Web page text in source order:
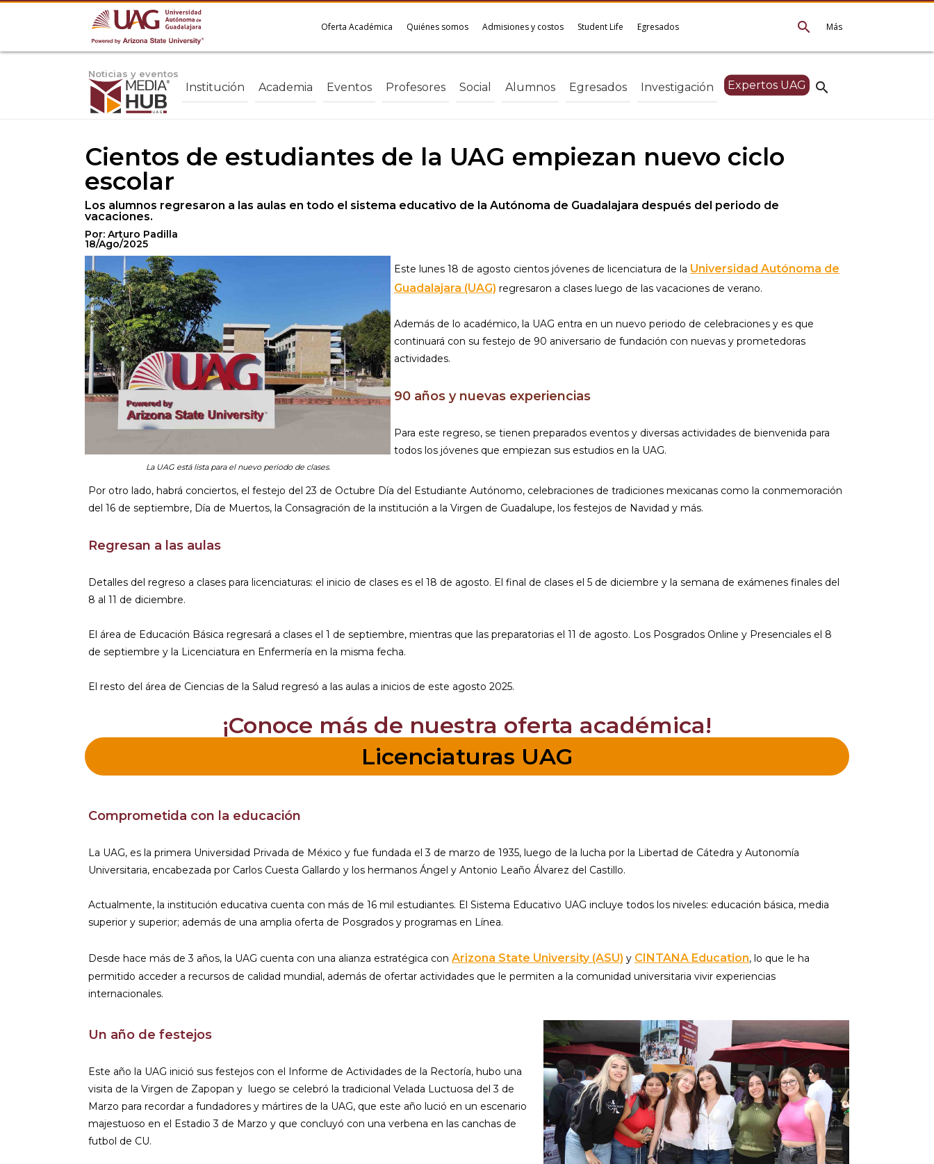
Más
search
Oferta Académica Quiénes somos Admisiones y costos Student Life Egresados
Noticias y eventos
search
Institución Academia Eventos Profesores Social Alumnos Egresados Investigación Expertos UAG
Cientos de estudiantes de la UAG empiezan nuevo ciclo
escolar
Los alumnos regresaron a las aulas en todo el sistema educativo de la Autónoma de Guadalajara después del periodo de
vacaciones.
Por: Arturo Padilla
18/Ago/2025
La UAG está lista para el nuevo periodo de clases.
Este lunes 18 de agosto cientos jóvenes de licenciatura de la Universidad Autónoma de
Guadalajara (UAG) regresaron a clases luego de las vacaciones de verano.
Además de lo académico, la UAG entra en un nuevo periodo de celebraciones y es que
continuará con su festejo de 90 aniversario de fundación con nuevas y prometedoras
actividades.
90 años y nuevas experiencias
Para este regreso, se tienen preparados eventos y diversas actividades de bienvenida para
todos los jóvenes que empiezan sus estudios en la UAG.
Por otro lado, habrá conciertos, el festejo del 23 de Octubre Día del Estudiante Autónomo, celebraciones de tradiciones mexicanas como la conmemoración
del 16 de septiembre, Día de Muertos, la Consagración de la institución a la Virgen de Guadalupe, los festejos de Navidad y más.
Regresan a las aulas
Detalles del regreso a clases para licenciaturas: el inicio de clases es el 18 de agosto. El final de clases el 5 de diciembre y la semana de exámenes finales del
8 al 11 de diciembre.
El área de Educación Básica regresará a clases el 1 de septiembre, mientras que las preparatorias el 11 de agosto. Los Posgrados Online y Presenciales el 8
de septiembre y la Licenciatura en Enfermería en la misma fecha.
El resto del área de Ciencias de la Salud regresó a las aulas a inicios de este agosto 2025.
¡Conoce más de nuestra oferta académica!
Licenciaturas UAG
Comprometida con la educación
La UAG, es la primera Universidad Privada de México y fue fundada el 3 de marzo de 1935, luego de la lucha por la Libertad de Cátedra y Autonomía
Universitaria, encabezada por Carlos Cuesta Gallardo y los hermanos Ángel y Antonio Leaño Álvarez del Castillo.
Actualmente, la institución educativa cuenta con más de 16 mil estudiantes. El Sistema Educativo UAG incluye todos los niveles: educación básica, media
superior y superior; además de una amplia oferta de Posgrados y programas en Línea.
Desde hace más de 3 años, la UAG cuenta con una alianza estratégica con Arizona State University (ASU) y CINTANA Education, lo que le ha
permitido acceder a recursos de calidad mundial, además de ofertar actividades que le permiten a la comunidad universitaria vivir experiencias
internacionales.
Un año de festejos
Este año la UAG inició sus festejos con el Informe de Actividades de la Rectoría, hubo una
visita de la Virgen de Zapopan y luego se celebró la tradicional Velada Luctuosa del 3 de
Marzo para recordar a fundadores y mártires de la UAG, que este año lució en un escenario
majestuoso en el Estadio 3 de Marzo y que concluyó con una verbena en las canchas de
futbol de CU.